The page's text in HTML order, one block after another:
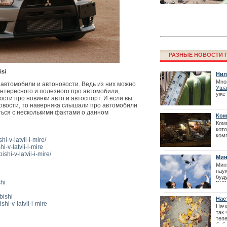
и автоновости. Ведь из них можно
и полезного про автомобили,
про новинки авто и автоспорт. И если вы
то наверняка слышали про автомобили
с несколькими фактами о данном
v-latvii-i-mire/
v-latvii-i-mire
v-latvii-i-mire/
v-latvii-i-mire
Финал
резиденции
Фестиваль
РАЗНЫЕ НОВОСТИ
уже
|
так